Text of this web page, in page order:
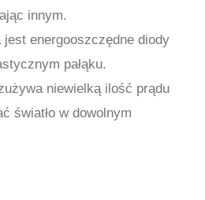
innym.
jest energooszczędne diody
pałąku.
niewielką ilość prądu
światło w dowolnym